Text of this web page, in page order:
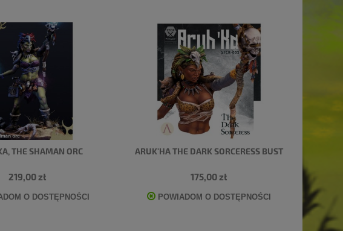
THE SHAMAN ORC
219,00 zł
O DOSTĘPNOŚCI
ARUK'HA THE DARK SORCERESS BUST
175,00 zł
POWIADOM O DOSTĘPNOŚCI